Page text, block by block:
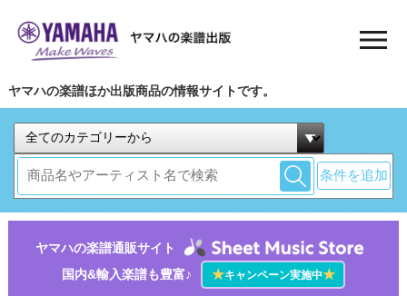
ヤマハの楽譜ほか出版商品の情報サイトです。
条件を追加
ヤマハの楽譜通販サイト
国内&輸入楽譜も豊富♪
★キャンペーン実施中★